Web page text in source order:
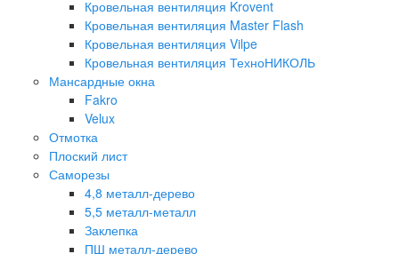
Кровельная вентиляция Krovent
Кровельная вентиляция Master Flash
Кровельная вентиляция Vilpe
Кровельная вентиляция ТехноНИКОЛЬ
Мансардные окна
Fakro
Velux
Отмотка
Плоский лист
Саморезы
4,8 металл-дерево
5,5 металл-металл
Заклепка
ПШ металл-дерево